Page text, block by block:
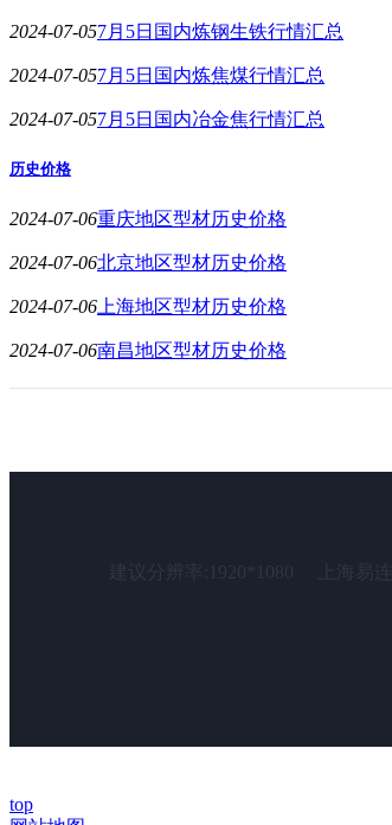
2024-07-057月5日国内炼钢生铁行情汇总
2024-07-057月5日国内炼焦煤行情汇总
2024-07-057月5日国内冶金焦行情汇总
历史价格
2024-07-06重庆地区型材历史价格
2024-07-06北京地区型材历史价格
2024-07-06 上海地区型材历史价格
2024-07-06南昌地区型材历史价格
建议分辨率:1920*1080 上海易
top